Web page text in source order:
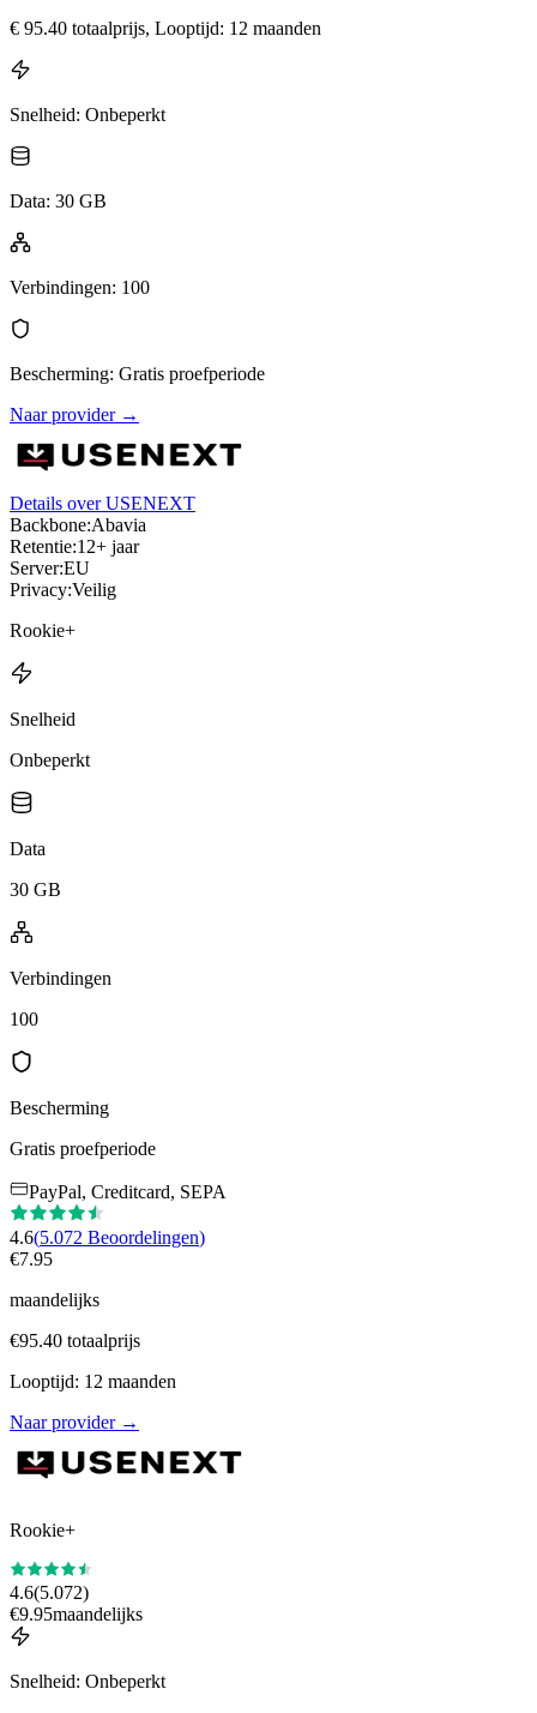
€ 95.40 totaalprijs, Looptijd: 12 maanden
Snelheid: Onbeperkt
Data: 30 GB
Verbindingen: 100
Bescherming: Gratis proefperiode
Naar provider→
Details over USENEXT
Backbone:Abavia
Retentie:12+ jaar
Server:EU
Privacy:Veilig
Rookie+
Snelheid
Onbeperkt
Data
30 GB
Verbindingen
100
Bescherming
Gratis proefperiode
PayPal, Creditcard, SEPA
4.6(5.072 Beoordelingen)
€7.95
maandelijks
€95.40 totaalprijs
Looptijd: 12 maanden
Naar provider→
Rookie+
4.6(5.072)
€9.95maandelijks
Snelheid: Onbeperkt